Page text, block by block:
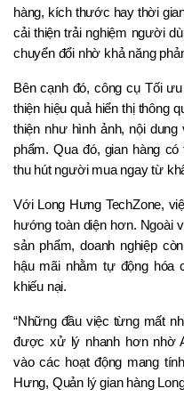
hàng, kích thước hay thời
cải thiện trải nghiệm người
chuyển đổi nhờ khả năng
Bên cạnh đó, công cụ Tối
thiện hiệu quả hiển thị thông
thiện như hình ảnh, nội
phẩm. Qua đó, gian hàng
thu hút người mua ngay từ
Với Long Hưng TechZone,
hướng toàn diện hơn. Ngoài
sản phẩm, doanh nghiệp
hậu mãi nhằm tự động
khiếu nại.
“Những đầu việc từng mất
được xử lý nhanh hơn nhờ
vào các hoạt động mang
Hưng, Quản lý gian hàng